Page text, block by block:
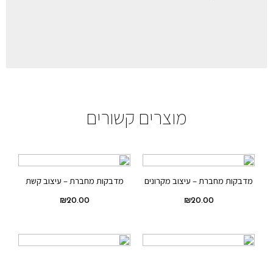
מוצרים קשורים
מדבקות מחברת – עיצוב מקרונים
₪20.00
מדבקות מחברת – עיצוב קשת
₪20.00